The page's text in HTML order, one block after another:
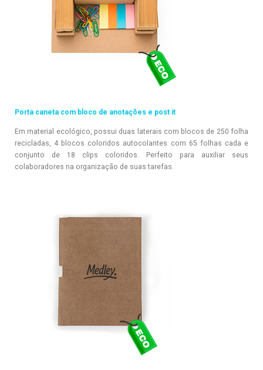
Porta caneta com bloco de anotações e post it
Em material ecológico, possui duas laterais com blocos de 250 folha
recicladas,
4 blocos coloridos autocolantes com 65 folhas cada e
conjunto de 18 clips coloridos. Perfeito para auxiliar seus
colaboradores na organização de suas tarefas.